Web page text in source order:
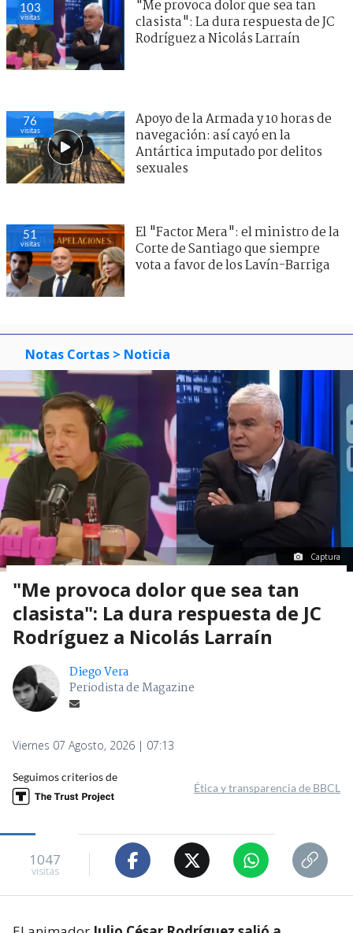
103
visitas
"Me provoca dolor que sea tan
clasista": La dura respuesta de JC
Rodríguez a Nicolás Larraín
76
visitas
Apoyo de la Armada y 10 horas de
navegación: así cayó en la
Antártica imputado por delitos
sexuales
51
visitas
El "Factor Mera": el ministro de la
Corte de Santiago que siempre
vota a favor de los Lavín-Barriga
Notas Cortas > Noticia
Captura
"Me provoca dolor que sea tan
clasista": La dura respuesta de JC
Rodríguez a Nicolás Larraín
Diego Vera
Periodista de Magazine
Viernes 07 Agosto, 2026 | 07:13
Seguimos criterios de
Ética y transparencia de BBCL
1047
visitas